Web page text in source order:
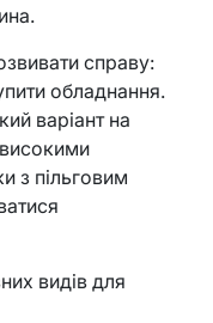
справу:
обладнання.
варіант на
з пільговим
видів для